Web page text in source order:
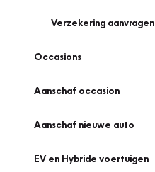
Verzekering aanvragen
Occasions
Aanschaf occasion
Aanschaf nieuwe auto
EV en Hybride voertuigen